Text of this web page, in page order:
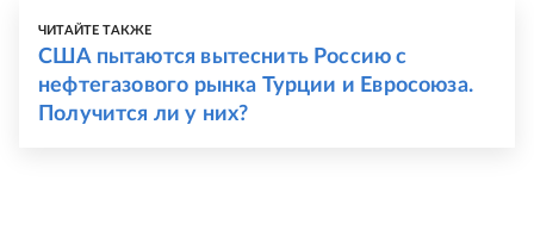
ЧИТАЙТЕ ТАКЖЕ
США пытаются вытеснить Россию с
нефтегазового рынка Турции и Евросоюза.
Получится ли у них?